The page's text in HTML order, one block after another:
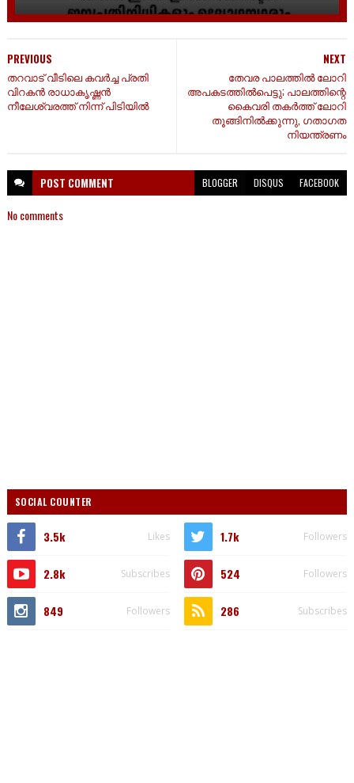
NEXT
തേവര പാലത്തിൽ ലോറി
അപകടത്തിൽപെട്ടു; പാലത്തിന്റെ
കൈവരി തകർത്ത് ലോറി
തൂങ്ങിനിൽക്കുന്നു, ​ഗതാ​ഗത
നിയന്ത്രണം
PREVIOUS
തറവാട് വീടിലെ കവര്‍ച്ച പ്രതി
വിറകന്‍ രാധാകൃഷ്ണന്‍
നീലേശ്വരത്ത് നിന്ന് പിടിയിൽ
POST COMMENT BLOGGER DISQUS FACEBOOK
No comments
SOCIAL COUNTER
3.5k Likes 1.7k Followers
2.8k Subscribes 524 Followers
849 Followers 286 Subscribes